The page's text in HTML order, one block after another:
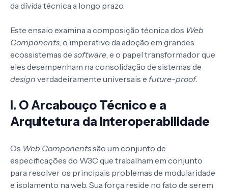
da dívida técnica a longo prazo.
Este ensaio examina a composição técnica dos Web
Components, o imperativo da adoção em grandes
ecossistemas de software, e o papel transformador que
eles desempenham na consolidação de sistemas de
design verdadeiramente universais e future-proof.
I. O Arcabouço Técnico e a
Arquitetura da Interoperabilidade
Os Web Componentssão um conjunto de
especificações do W3C que trabalham em conjunto
para resolver os principais problemas de modularidade
e isolamento na web. Sua força reside no fato de serem